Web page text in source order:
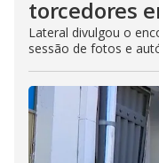
torcedores
Lateral divulgou o
sessão de fotos e